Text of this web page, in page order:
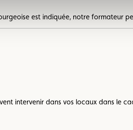
est indiquée, notre formateur
intervenir dans vos locaux dans le